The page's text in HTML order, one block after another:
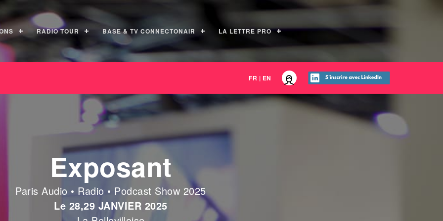
RADIO TOUR BASE & TV CONNECTONAIR LA LETTRE PRO
FR | EN
Exposant
Paris Audio • Radio • Podcast Show 2025
Le 28,29 JANVIER 2025